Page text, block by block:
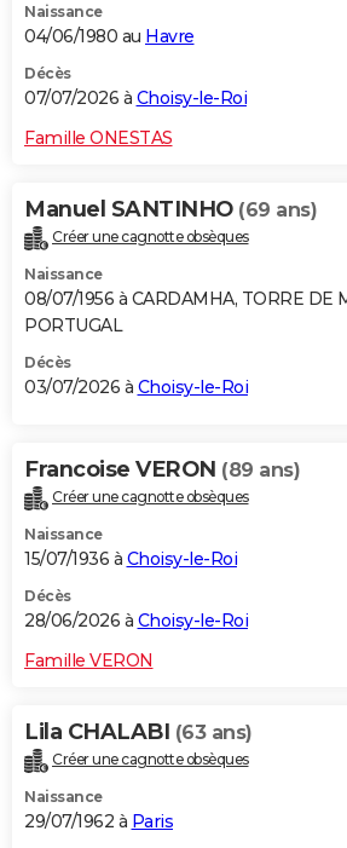
Naissance
04/06/1980 au Havre
Décès
07/07/2026 à Choisy-le-Roi
Famille ONESTAS
Manuel SANTINHO (69 ans)
Créer une cagnotte obsèques
Naissance
08/07/1956 à CARDAMHA, TORRE DE
PORTUGAL
Décès
03/07/2026 à Choisy-le-Roi
Francoise VERON (89 ans)
Créer une cagnotte obsèques
Naissance
15/07/1936 à Choisy-le-Roi
Décès
28/06/2026 à Choisy-le-Roi
Famille VERON
Lila CHALABI (63 ans)
Créer une cagnotte obsèques
Naissance
29/07/1962 à Paris